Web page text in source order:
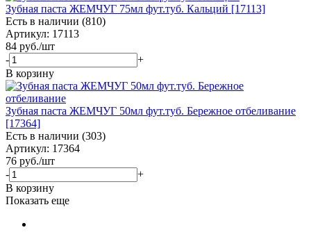
Зубная паста ЖЕМЧУГ 75мл фут.туб. Кальций [17113]
Есть в наличии (810)
Артикул: 17113
84 руб./шт
-
+
В корзину
Зубная паста ЖЕМЧУГ 50мл фут.туб. Бережное отбеливание
[17364]
Есть в наличии (303)
Артикул: 17364
76 руб./шт
-
+
В корзину
Показать еще